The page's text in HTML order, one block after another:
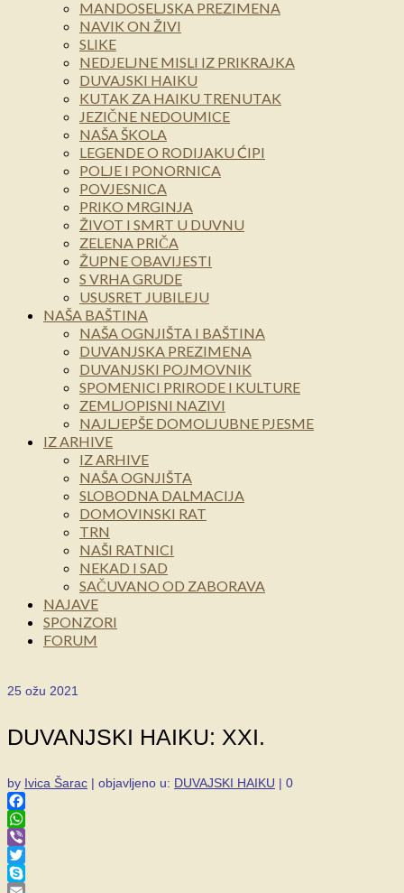
MANDOSELJSKA PREZIMENA
NAVIK ON ŽIVI
SLIKE
NEDJELJNE MISLI IZ PRIKRAJKA
DUVAJSKI HAIKU
KUTAK ZA HAIKU TRENUTAK
JEZIČNE NEDOUMICE
NAŠA ŠKOLA
LEGENDE O RODIJAKU ĆIPI
POLJE I PONORNICA
POVJESNICA
PRIKO MRGINJA
ŽIVOT I SMRT U DUVNU
ZELENA PRIČA
ŽUPNE OBAVIJESTI
S VRHA GRUDE
USUSRET JUBILEJU
NAŠA BAŠTINA
NAŠA OGNJIŠTA I BAŠTINA
DUVANJSKA PREZIMENA
DUVANJSKI POJMOVNIK
SPOMENICI PRIRODE I KULTURE
ZEMLJOPISNI NAZIVI
NAJLJEPŠE DOMOLJUBNE PJESME
IZ ARHIVE
IZ ARHIVE
NAŠA OGNJIŠTA
SLOBODNA DALMACIJA
DOMOVINSKI RAT
TRN
NAŠI RATNICI
NEKAD I SAD
SAČUVANO OD ZABORAVA
NAJAVE
SPONZORI
FORUM
25 ožu 2021
DUVANJSKI HAIKU: XXI.
by Ivica Šarac | objavljeno u: DUVAJSKI HAIKU | 0
Facebook
WhatsApp
Viber
Twitter